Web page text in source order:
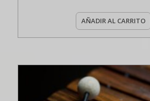
AÑADIR AL CARRITO